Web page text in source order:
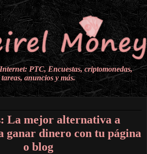
PTC, Encuestas, criptomonedas,
tareas, anuncios y más.
La mejor alternativa a
ganar dinero con tu página
o blog